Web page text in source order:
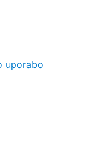
uporabo